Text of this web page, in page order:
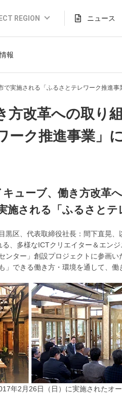
REGION
Website (English)
(日本語)
(Bahasa)
TAIWAN(繁體)
ニュース
報
実施される「ふるさとテレワーク推進事
方改革への取り
ーク推進事業」
キューブ、働き方改革
施される「ふるさと
黒区、代表取締役社長：間下直晃
、多様なICTクリエイター＆エン
ンター」創設プロジェクトに参画
」できる働き方・環境を通して、
年2月26日（日）に実施されたオ